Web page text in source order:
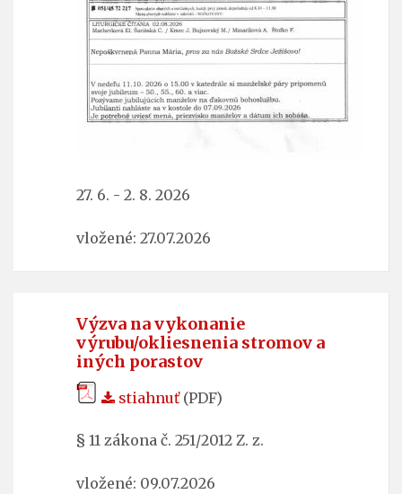
27. 6. - 2. 8. 2026
vložené: 27.07.2026
Výzva na vykonanie
výrubu/okliesnenia stromov a
iných porastov
stiahnuť(PDF)
§ 11 zákona č. 251/2012 Z. z.
vložené: 09.07.2026